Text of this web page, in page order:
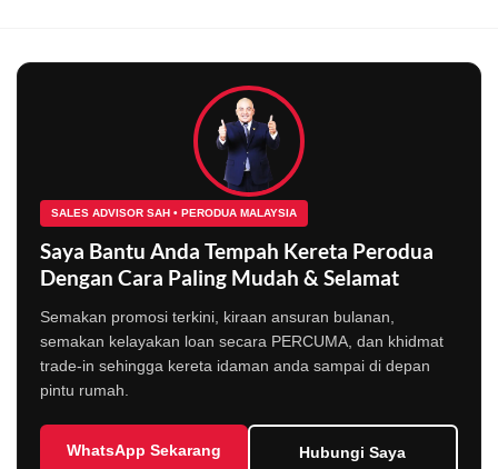
SALES ADVISOR SAH • PERODUA MALAYSIA
Saya Bantu Anda Tempah Kereta Perodua
Dengan Cara Paling Mudah & Selamat
Semakan promosi terkini, kiraan ansuran bulanan,
semakan kelayakan loan secara PERCUMA, dan khidmat
trade-in sehingga kereta idaman anda sampai di depan
pintu rumah.
WhatsApp Sekarang Hubungi Saya